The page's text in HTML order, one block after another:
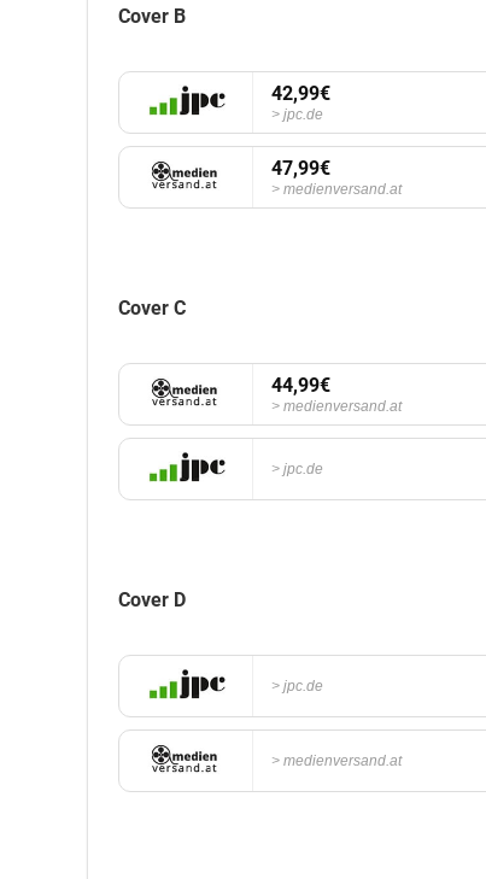
Cover B
42,99€
jpc.de
47,99€
medienversand.at
Cover C
44,99€
medienversand.at
jpc.de
Cover D
jpc.de
medienversand.at